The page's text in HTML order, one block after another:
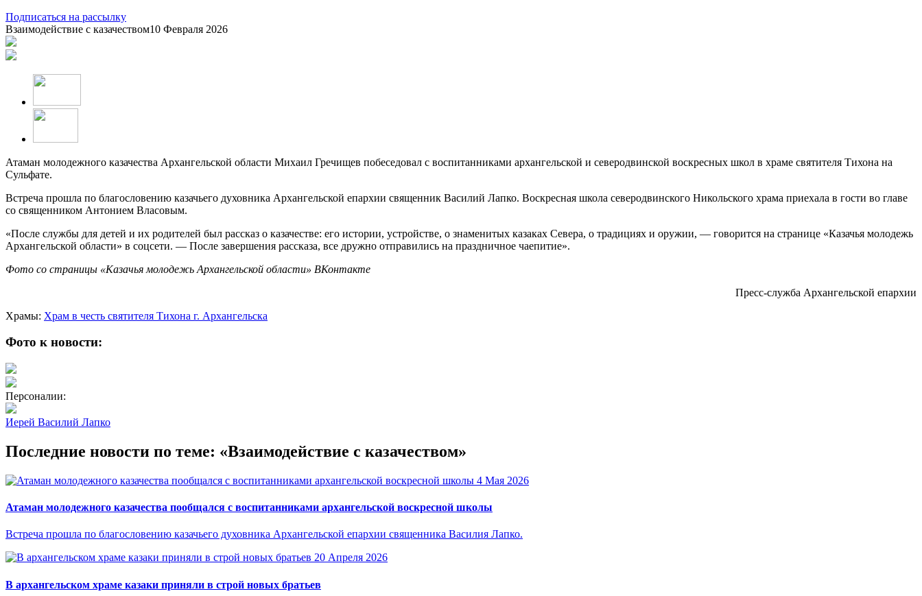
Подписаться на рассылку
Взаимодействие с казачеством10 Февраля 2026
Атаман молодежного казачества Архангельской области Михаил Гречищев побеседовал с воспитанниками архангельской и северодвинской воскресных школ в храме святителя Тихона на
Сульфате.
Встреча прошла по благословению казачьего духовника Архангельской епархии священник Василий Лапко. Воскресная школа северодвинского Никольского храма приехала в гости во главе
со священником Антонием Власовым.
«После службы для детей и их родителей был рассказ о казачестве: его истории, устройстве, о знаменитых казаках Севера, о традициях и оружии, — говорится на странице «Казачья молодежь
Архангельской области» в соцсети. — После завершения рассказа, все дружно отправились на праздничное чаепитие».
Фото со страницы «Казачья молодежь Архангельской области» ВКонтакте
Пресс-служба Архангельской епархии
Храмы: Храм в честь святителя Тихона г. Архангельска
Фото к новости:
Персоналии:
Иерей Василий Лапко
Последние новости по теме: «Взаимодействие с казачеством»
4 Мая 2026
Атаман молодежного казачества пообщался с воспитанниками архангельской воскресной школы
Встреча прошла по благословению казачьего духовника Архангельской епархии священника Василия Лапко.
20 Апреля 2026
В архангельском храме казаки приняли в строй новых братьев